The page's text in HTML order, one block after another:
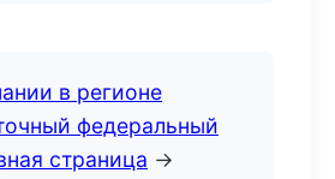
в регионе
федеральный
страница →